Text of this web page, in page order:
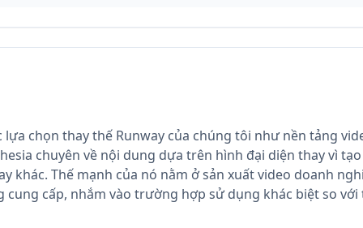
lựa chọn thay thế Runway của chúng tôi như nền tảng
chuyên về nội dung dựa trên hình đại diện thay vì
khác. Thế mạnh của nó nằm ở sản xuất video doanh
cấp, nhắm vào trường hợp sử dụng khác biệt so với